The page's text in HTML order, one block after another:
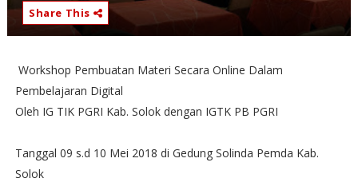
Share This
Workshop Pembuatan Materi Secara Online Dalam
Pembelajaran Digital
Oleh IG TIK PGRI Kab. Solok dengan IGTK PB PGRI
Tanggal 09 s.d 10 Mei 2018 di Gedung Solinda Pemda Kab.
Solok